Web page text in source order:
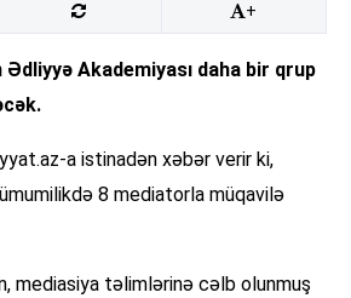
+
Akademiyası daha bir qrup
a istinadən xəbər verir ki,
8 mediatorla müqavilə
mediasiya təlimlərinə cəlb olunmuş